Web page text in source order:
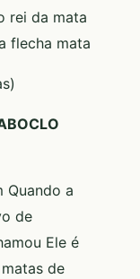
rei da mata
flecha mata
Quando a
de
Ele é
de